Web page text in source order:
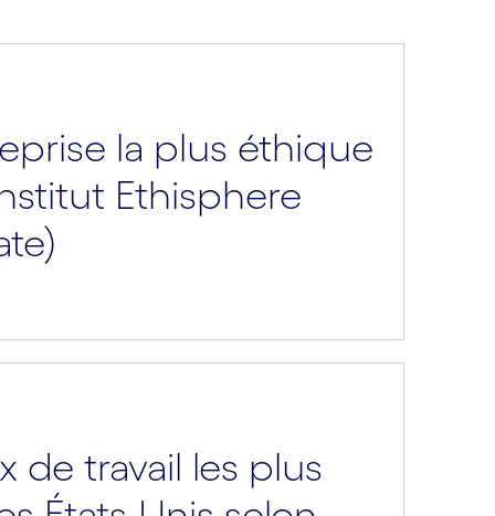
la plus éthique
Ethisphere
de travail les plus